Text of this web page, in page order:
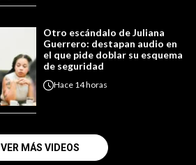
Otro escándalo de Juliana
Guerrero: destapan audio en
el que pide doblar su esquema
de seguridad
Hace 14 horas
VER MÁS VIDEOS